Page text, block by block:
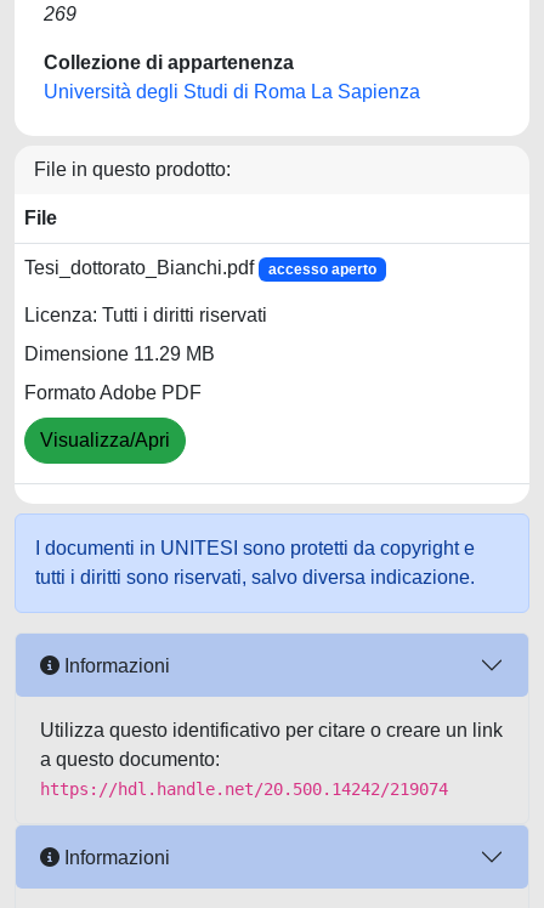
269
Collezione di appartenenza
Università degli Studi di Roma La Sapienza
File in questo prodotto:
File
Tesi_dottorato_Bianchi.pdf accesso aperto
Licenza: Tutti i diritti riservati
Dimensione 11.29 MB
Formato Adobe PDF
Visualizza/Apri
I documenti in UNITESI sono protetti da copyright e
tutti i diritti sono riservati, salvo diversa indicazione.
Informazioni
Utilizza questo identificativo per citare o creare un link
a questo documento:
https://hdl.handle.net/20.500.14242/219074
Informazioni